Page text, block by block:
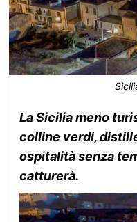
La Sicilia meno
colline verdi,
ospitalità senza
catturerà.